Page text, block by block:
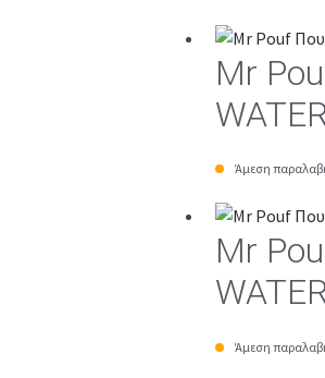
Mr
Άμεση
Mr
Άμεση